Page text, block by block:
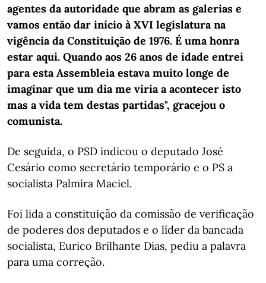
agentes da autoridade que abram as galerias e
vamos então dar início à XVI legislatura na
vigência da Constituição de 1976. É uma honra
estar aqui. Quando aos 26 anos de idade entrei
para esta Assembleia estava muito longe de
imaginar que um dia me viria a acontecer isto
mas a vida tem destas partidas", gracejou o
comunista.
De seguida, o PSD indicou o deputado José
Cesário como secretário temporário e o PS a
socialista Palmira Maciel.
Foi lida a constituição da comissão de verificação
de poderes dos deputados e o líder da bancada
socialista, Eurico Brilhante Dias, pediu a palavra
para uma correção.